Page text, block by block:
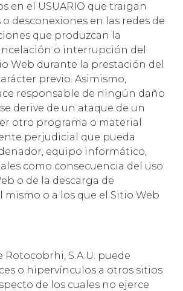
en el USUARIO que traigan
o desconexiones en las redes de
que produzcan la
o interrupción del
Web durante la prestación del
previo. Asimismo,
responsable de ningún daño
derive de un ataque de un
otro programa o material
perjudicial que pueda
equipo informático,
como consecuencia del uso
o de la descarga de
mismo o a los que el Sitio Web
Rotocobrhi, S.A.U. puede
o hipervínculos a otros sitios
de los cuales no ejerce